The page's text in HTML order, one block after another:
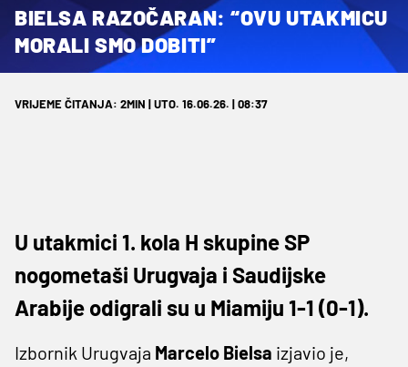
BIELSA RAZOČARAN: “OVU UTAKMICU
MORALI SMO DOBITI”
VRIJEME ČITANJA: 2MIN | UTO. 16.06.26. | 08:37
U utakmici 1. kola H skupine SP
nogometaši Urugvaja i Saudijske
Arabije odigrali su u Miamiju 1-1 (0-1).
Izbornik Urugvaja Marcelo Bielsa izjavio je,